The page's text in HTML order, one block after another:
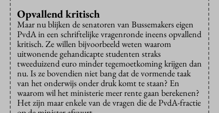
Opvallend kritisch
Maar nu blijken de senatoren van Bussemakers eigen
PvdA in een schriftelijke vragenronde ineens opvallend
kritisch. Ze willen bijvoorbeeld weten waarom
uitwonende gehandicapte studenten straks
tweeduizend euro minder tegemoetkoming krijgen dan
nu. Is ze bovendien niet bang dat de vormende taak
van het onderwijs onder druk komt te staan? En
waarom wil het ministerie meer rente gaan berekenen?
Het zijn maar enkele van de vragen die de PvdA-fractie